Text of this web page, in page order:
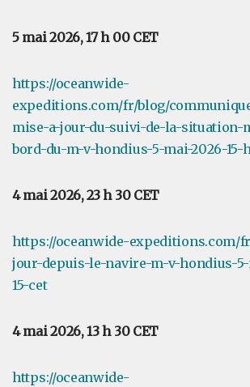
5 mai 2026, 17 h 00 CET
https://oceanwide-
expeditions.com/fr/blog/
mise-a-jour-du-suivi-de-la-situation-
bord-du-m-v-hondius-5-mai-2026-15-
4 mai 2026, 23 h 30 CET
https://oceanwide-expeditions.com/
jour-depuis-le-navire-m-v-hondius-5-
15-cet
4 mai 2026, 13 h 30 CET
https://oceanwide-